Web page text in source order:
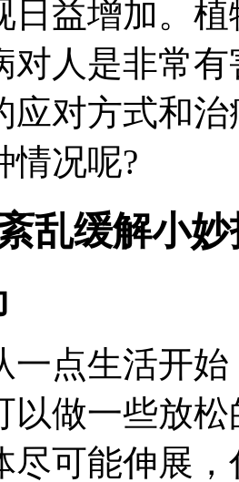
日益增加。
对人是非常
应对方式和
情况呢?
乱缓解小
一点生活开
以做一些放
尽可能伸展